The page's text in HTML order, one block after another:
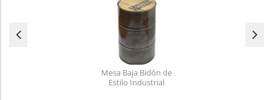
Mesa Baja Bidón de
Estilo Industrial